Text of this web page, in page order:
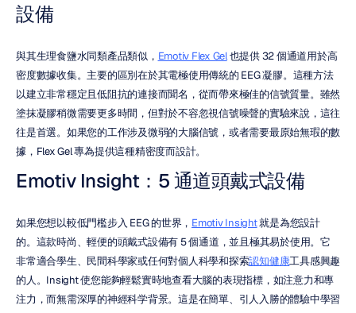
設備
與其生理食鹽水同類產品類似， Emotiv Flex Gel 也提供 32 個通道用於高
密度數據收集。主要的區別在於其電極使用傳統的 EEG 凝膠。這種方法
以建立非常穩定且低阻抗的連接而聞名，從而帶來極佳的信號質量。雖然
塗抹凝膠稍微需要更多時間，但對於不容忽視信號噪聲的實驗來說，這往
往是首選。如果您的工作涉及微弱的大腦信號，或者需要最原始無瑕的數
據，Flex Gel 專為提供這種精密度而設計。
Emotiv Insight：5 通道頭戴式設備
如果您想以較低門檻步入 EEG 的世界， Emotiv Insight 就是為您設計
的。這款時尚、輕便的頭戴式設備有 5 個通道，並且極其易於使用。它
非常適合學生、民間科學家或任何對個人科學和探索認知健康工具感興趣
的人。Insight 使您能夠輕鬆實時地查看大腦的表現指標，如注意力和專
注力，而無需深厚的神經科学背景。這是在簡單、引人入勝的體驗中學習